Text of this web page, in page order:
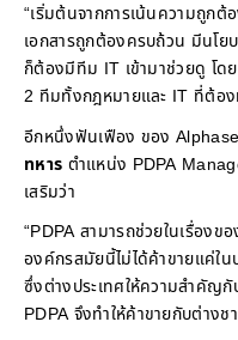
“เริ่มต้นจากการเน้นความถูก
เอกสารถูกต้องครบถ้วน มีนโ
ก็ต้องมีทีม IT เข้ามาช่วยดู โ
2 ทีมทั้งกฎหมายและ IT ที่ต้อง
อีกหนึ่งฟันเฟือง ของ
ทหาร ตำแหน่ง PDPA
เสริมว่า
“PDPA สามารถช่วยในเรื่องข
องค์กรสมัยนี้ไม่ได้ค้าขายแค่ใ
ซึ่งต่างประเทศให้ความสำคัญ
PDPA จึงทำให้ค้าขายกับต่างช